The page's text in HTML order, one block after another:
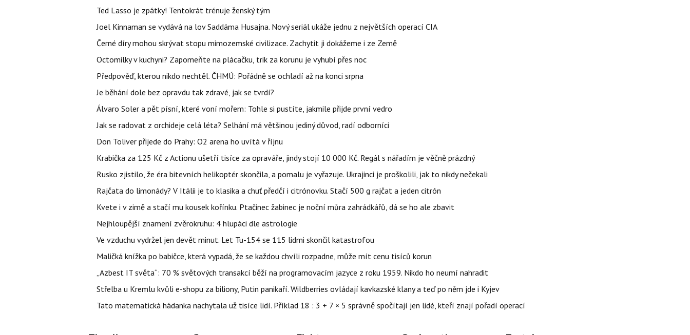
Ted Lasso je zpátky! Tentokrát trénuje ženský tým
Joel Kinnaman se vydává na lov Saddáma Husajna. Nový seriál ukáže jednu z největších operací CIA
Černé díry mohou skrývat stopu mimozemské civilizace. Zachytit ji dokážeme i ze Země
Octomilky v kuchyni? Zapomeňte na plácačku, trik za korunu je vyhubí přes noc
Předpověď, kterou nikdo nechtěl. ČHMÚ: Pořádně se ochladí až na konci srpna
Je běhání dole bez opravdu tak zdravé, jak se tvrdí?
Álvaro Soler a pět písní, které voní mořem: Tohle si pustíte, jakmile přijde první vedro
Jak se radovat z orchideje celá léta? Selhání má většinou jediný důvod, radí odborníci
Don Toliver přijede do Prahy: O2 arena ho uvítá v říjnu
Krabička za 125 Kč z Actionu ušetří tisíce za opraváře, jindy stojí 10 000 Kč. Regál s nářadím je věčně prázdný
Rusko zjistilo, že éra bitevních helikoptér skončila, a pomalu je vyřazuje. Ukrajinci je proškolili, jak to nikdy nečekali
Rajčata do limonády? V Itálii je to klasika a chuť předčí i citrónovku. Stačí 500 g rajčat a jeden citrón
Kvete i v zimě a stačí mu kousek kořínku. Ptačinec žabinec je noční můra zahrádkářů, dá se ho ale zbavit
Nejhloupější znamení zvěrokruhu: 4 hlupáci dle astrologie
Ve vzduchu vydržel jen devět minut. Let Tu-154 se 115 lidmi skončil katastrofou
Maličká knížka po babičce, která vypadá, že se každou chvíli rozpadne, může mít cenu tisíců korun
„Azbest IT světa“: 70 % světových transakcí běží na programovacím jazyce z roku 1959. Nikdo ho neumí nahradit
Střelba u Kremlu kvůli e-shopu za biliony, Putin panikaří. Wildberries ovládají kavkazské klany a teď po něm jde i Kyjev
Tato matematická hádanka nachytala už tisíce lidí. Příklad 18 : 3 + 7 × 5 správně spočítají jen lidé, kteří znají pořadí operací